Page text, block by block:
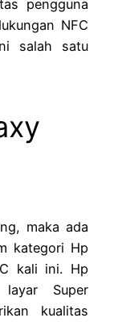
pengguna
NFC
salah satu
maka ada
kategori Hp
kali ini. Hp
Super
kualitas